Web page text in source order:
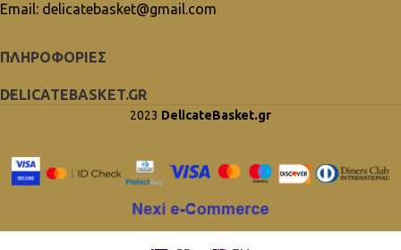
Email: delicatebasket@gmail.com
ΠΛΗΡΟΦΟΡΙΕΣ
DELICATEBASKET.GR
2023 DelicateBasket.gr